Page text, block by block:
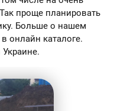
проще планировать
Больше о нашем
онлайн каталоге.